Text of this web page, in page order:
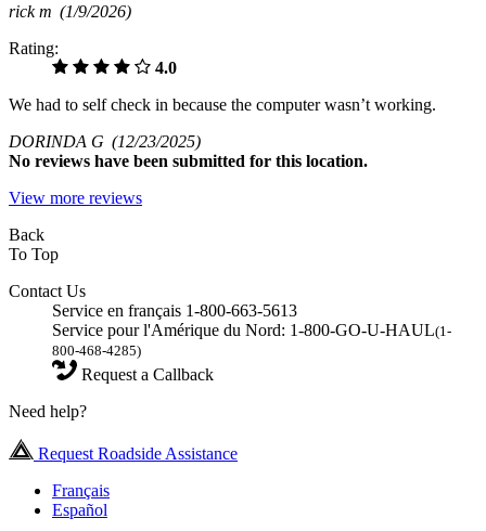
rick m (1/9/2026)
Rating:
4.0
We had to self check in because the computer wasn’t working.
DORINDA G (12/23/2025)
No reviews have been submitted for this location.
View more reviews
Back
To Top
Contact Us
Service en français 1-800-663-5613
Service pour l'Amérique du Nord: 1-800-GO-U-HAUL(1-
800-468-4285)
Request a Callback
Need help?
Request Roadside Assistance
Français
Español